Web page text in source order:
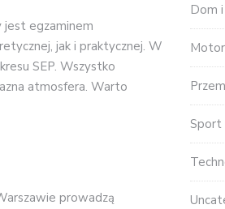
jest egzaminem
jak i praktycznej. W
SEP. Wszystko
atmosfera. Warto
prowadzą
Dom
Sport